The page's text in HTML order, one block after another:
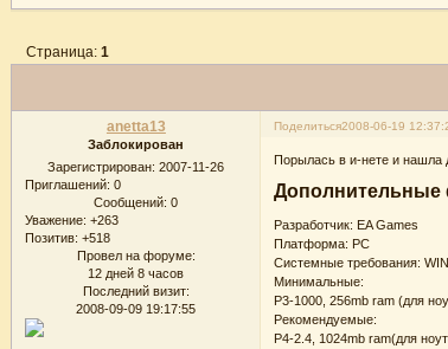
Страница: 1
Поделиться2008-06-19
anetta13
Заблокирован
Зарегистрирован: 2007-11-26
Приглашений: 0
Сообщений: 0
Уважение: +263
Позитив: +518
Провел на форуме:
12 дней 8 часов
Последний визит:
2008-09-09 19:17:55
Порылась в и-нете и нашла
Дополнительные
Разработчик: EA Games
Платформа: PC
Системные требования:
Минимальные:
P3-1000, 256mb ram (для
Рекомендуемые:
P4-2.4, 1024mb ram(для